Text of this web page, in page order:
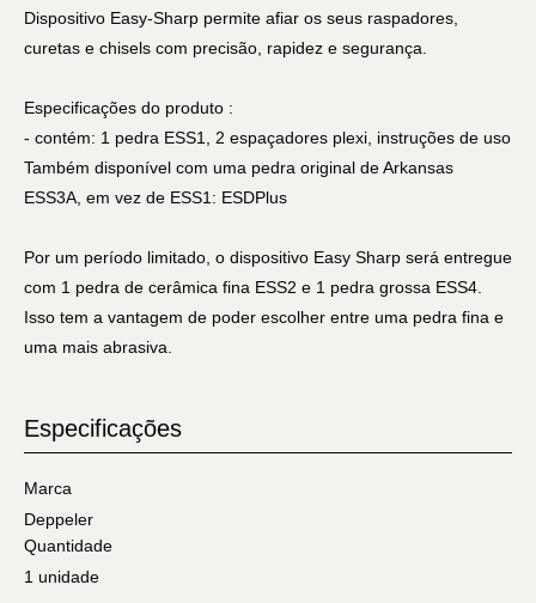
Dispositivo Easy-Sharp permite afiar os seus raspadores,
curetas e chisels com precisão, rapidez e segurança.
Especificações do produto :
- contém: 1 pedra ESS1, 2 espaçadores plexi, instruções de uso
Também disponível com uma pedra original de Arkansas
ESS3A, em vez de ESS1: ESDPlus
Por um período limitado, o dispositivo Easy Sharp será entregue
com 1 pedra de cerâmica fina ESS2 e 1 pedra grossa ESS4.
Isso tem a vantagem de poder escolher entre uma pedra fina e
uma mais abrasiva.
Especificações
Marca
Deppeler
Quantidade
1 unidade